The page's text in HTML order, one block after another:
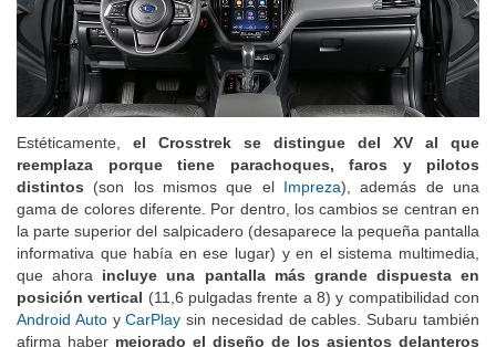
Estéticamente,el Crosstrek se distingue del XV al que
reemplaza porque tiene parachoques, faros y pilotos
distintos (son los mismos que elImpreza), además de una
gama de colores diferente. Por dentro, los cambios se centran en
la parte superior del salpicadero (desaparece la pequeña pantalla
informativa que había en ese lugar) y en el sistema multimedia,
que ahoraincluye una pantalla más grande dispuesta en
posición vertical(11,6 pulgadas frente a 8) y compatibilidad con
Android AutoyCarPlaysin necesidad de cables. Subaru también